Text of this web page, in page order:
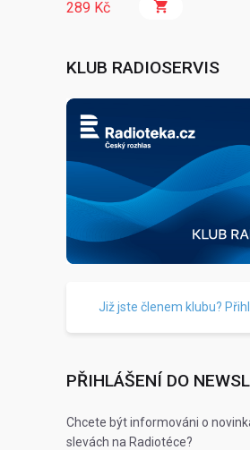
289 Kč
KLUB RADIOSERVIS
Již jste členem klubu?
PŘIHLÁŠENÍ DO
Chcete být informováni o
slevách na Radiotéce?